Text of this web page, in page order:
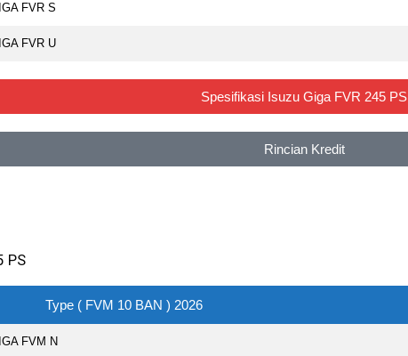
FVR S
FVR U
Spesifikasi Isuzu Giga FVR 245 PS
Rincian Kredit
PS
Type ( FVM 10 BAN ) 2026
FVM N